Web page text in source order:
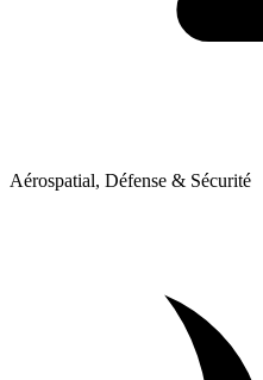
Aérospatial, Défense & Sécurité